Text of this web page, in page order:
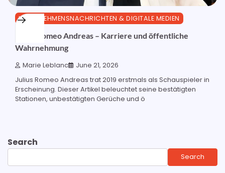
UNTERNEHMENSNACHRICHTEN & DIGITALE MEDIEN
Julius Romeo Andreas – Karriere und öffentliche
Wahrnehmung
Marie Leblanc June 21, 2026
Julius Romeo Andreas trat 2019 erstmals als Schauspieler in
Erscheinung. Dieser Artikel beleuchtet seine bestätigten
Stationen, unbestätigten Gerüche und ö
Search
Search